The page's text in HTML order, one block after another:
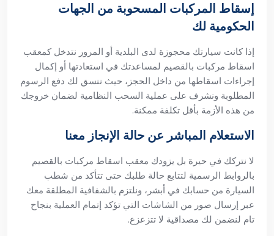
إسقاط المركبات المسحوبة من الجهات
الحكومية لك
إذا كانت سيارتك محجوزة لدى البلدية أو المرور نتدخل كمعقب
اسقاط مركبات بالقصيم لمساعدتك في استعادتها أو إكمال
إجراءات اسقاطها من داخل الحجز، حيث ننسق لك دفع الرسوم
المطلوبة ونشرف على عملية السحب النظامية لضمان خروجك
من هذه الأزمة بأقل تكلفة ممكنة.
الاستعلام المباشر عن حالة الإنجاز معنا
لا نتركك في حيرة بل يزودك معقب اسقاط مركبات بالقصيم
بالروابط الرسمية لتتابع حالة طلبك حتى تتأكد من شطب
السيارة من حسابك في أبشر، ونلتزم بالشفافية المطلقة معك
عبر إرسال صور من الشاشات التي تؤكد إتمام العملية بنجاح
تام لنضمن لك مصداقية لا تتزعزع.